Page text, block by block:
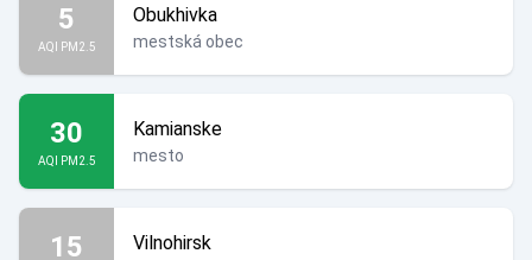
5
AQI PM2.5
Obukhivka
mestská obec
30
AQI PM2.5
Kamianske
mesto
15 Vilnohirsk